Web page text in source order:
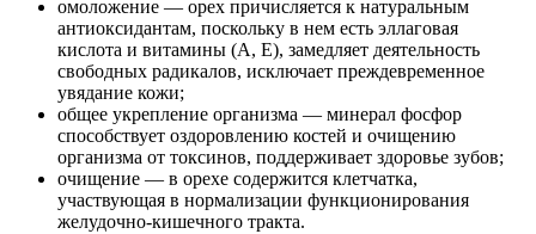
омоложение — орех причисляется к натуральным
антиоксидантам, поскольку в нем есть эллаговая
кислота и витамины (А, Е), замедляет деятельность
свободных радикалов, исключает преждевременное
увядание кожи;
общее укрепление организма — минерал фосфор
способствует оздоровлению костей и очищению
организма от токсинов, поддерживает здоровье зубов;
очищение — в орехе содержится клетчатка,
участвующая в нормализации функционирования
желудочно-кишечного тракта.